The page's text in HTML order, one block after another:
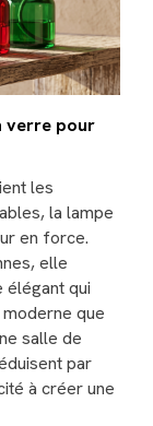
verre pour
les
la lampe
en force.
elle
élégant qui
que
salle de
par
à créer une